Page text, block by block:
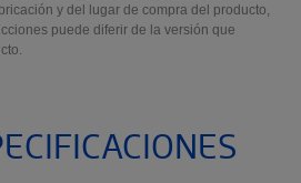
y del lugar de compra del producto,
puede diferir de la versión que